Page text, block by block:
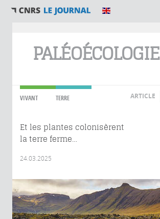
PALÉOÉCOLOGIE
VIVANT TERRE ARTICLE
Et les plantes colonisèrent
la terre ferme…
24.03.2025